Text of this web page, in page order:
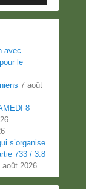
avec
le
7 août
8
s’organise
733 / 3.8
août 2026